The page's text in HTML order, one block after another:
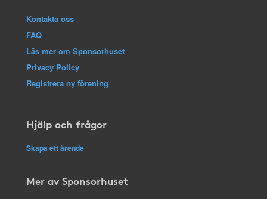
Kontakta oss
FAQ
Läs mer om Sponsorhuset
Privacy Policy
Registrera ny förening
Hjälp och frågor
Skapa ett ärende
Mer av Sponsorhuset